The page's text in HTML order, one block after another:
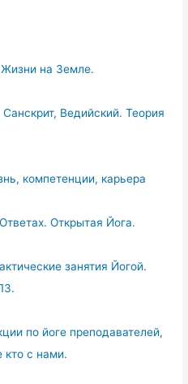
на Земле.
Ведийский. Теория
компетенции, карьера
Открытая Йога.
занятия Йогой.
по йоге преподавателей,
кто с нами.